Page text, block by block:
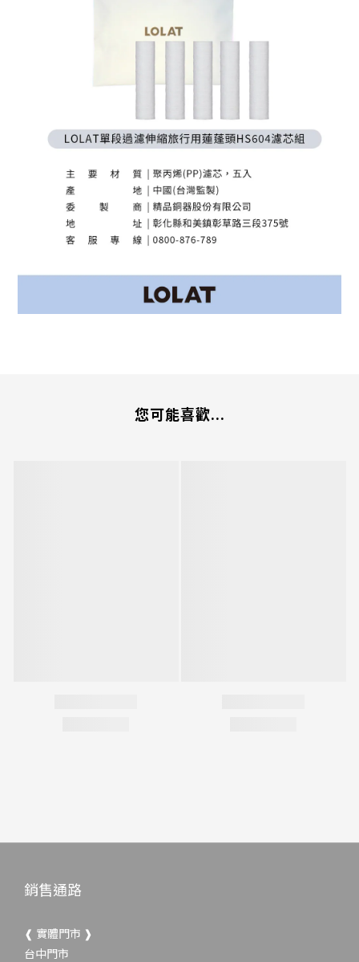
您可能喜歡...
銷售通路
❰ 實體門市 ❱
台中門市